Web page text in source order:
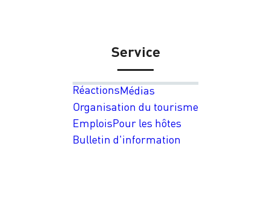
Service
RéactionsMédias
Organisation du tourisme
EmploisPour les hôtes
Bulletin d'information